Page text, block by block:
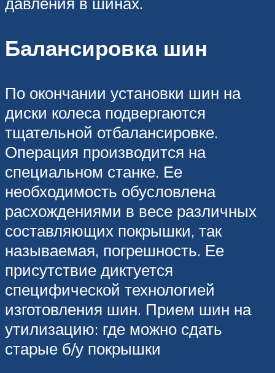
Балансировка шин
По окончании установки шин на
диски колеса подвергаются
тщательной отбалансировке.
Операция производится на
специальном станке. Ее
необходимость обусловлена
расхождениями в весе различных
составляющих покрышки, так
называемая, погрешность. Ее
присутствие диктуется
специфической технологией
изготовления шин. Прием шин на
утилизацию: где можно сдать
старые б/у покрышки